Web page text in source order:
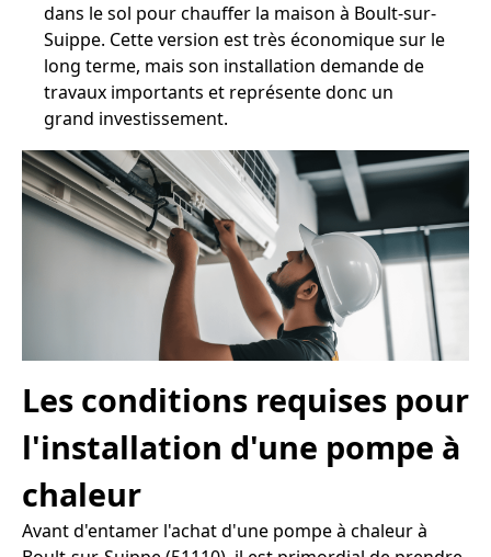
dans le sol pour chauffer la maison à Boult-sur-
Suippe. Cette version est très économique sur le
long terme, mais son installation demande de
travaux importants et représente donc un
grand investissement.
Les conditions requises pour
l'installation d'une pompe à
chaleur
Avant d'entamer l'achat d'une pompe à chaleur à